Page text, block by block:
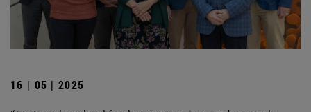
16 | 05 | 2025